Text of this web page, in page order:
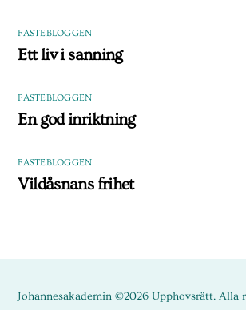
FASTEBLOGGEN
Ett liv i sanning
FASTEBLOGGEN
En god inriktning
FASTEBLOGGEN
Vildåsnans frihet
Johannesakademin ©2026 Upphovsrätt. Alla